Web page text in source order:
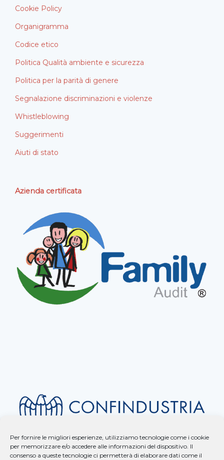
Per fornire le migliori esperienze, utilizziamo tecnologie come i cookie
per memorizzare e/o accedere alle informazioni del dispositivo. Il
consenso a queste tecnologie ci permetterà di elaborare dati come il
Cookie Policy
Organigramma
Codice etico
Politica Qualità ambiente e sicurezza
Politica per la parità di genere
Segnalazione discriminazioni e violenze
Whistleblowing
Suggerimenti
Aiuti di stato
Azienda certificata